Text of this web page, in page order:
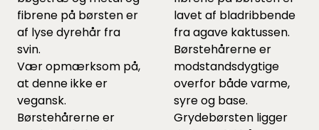
fibrene på børsten er
af lyse dyrehår fra
svin.
Vær opmærksom på,
at denne ikke er
vegansk.
Børstehårerne er
lavet af bladribbende
fra agave kaktussen.
Børstehårerne er
modstandsdygtige
overfor både varme,
syre og base.
Grydebørsten ligger